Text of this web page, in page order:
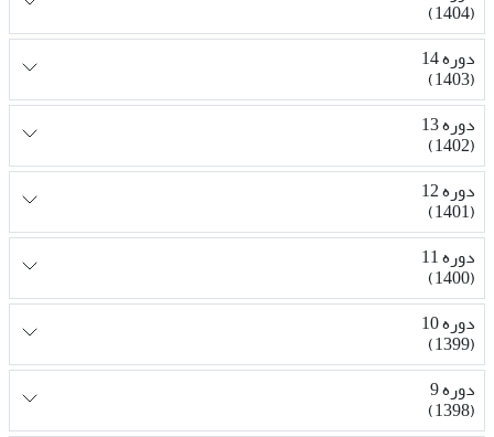
(1404)
دوره 14
(1403)
دوره 13
(1402)
دوره 12
(1401)
دوره 11
(1400)
دوره 10
(1399)
دوره 9
(1398)